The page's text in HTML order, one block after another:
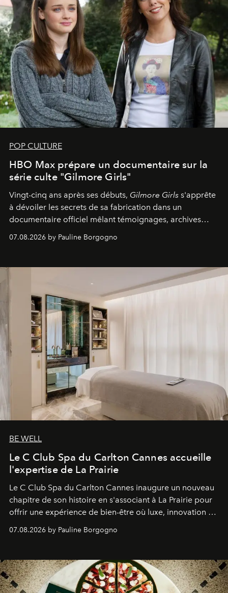
POP CULTURE
HBO Max prépare un documentaire sur la
série culte "Gilmore Girls"
Vingt-cinq ans après ses débuts, Gilmore Girls s'apprête
à dévoiler les secrets de sa fabrication dans un
documentaire officiel mêlant témoignages, archives
inédites et plongée dans les coulisses d'un phénomène
générationnel.
07.08.2026 by Pauline Borgogno
BE WELL
Le C Club Spa du Carlton Cannes accueille
l'expertise de La Prairie
Le C Club Spa du Carlton Cannes inaugure un nouveau
chapitre de son histoire en s'associant à La Prairie pour
offrir une expérience de bien-être où luxe, innovation et
expertise se rencontrent.
07.08.2026 by Pauline Borgogno